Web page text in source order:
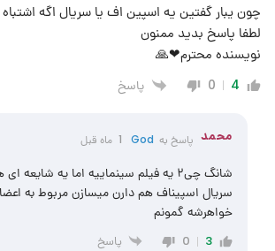
چون یبار گفتین یه اسپین اف یا سریال اگه
لطفا پاسخ بدید ممنون
نویسنده محترم❤🙏
4
0 پاسخ
محمد پاسخ به God 1 ماه قبل
شانگ چی۲ یه فیلم سینماییه اما یه شایعه
خواهرشه گمونم
3
0 پاسخ